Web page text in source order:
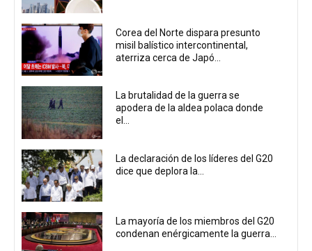
Corea del Norte dispara presunto
misil balístico intercontinental,
aterriza cerca de Japó...
La brutalidad de la guerra se
apodera de la aldea polaca donde
el...
La declaración de los líderes del G20
dice que deplora la...
La mayoría de los miembros del G20
condenan enérgicamente la guerra...